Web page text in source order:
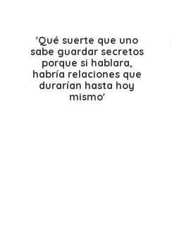
'Qué suerte que uno
sabe guardar secretos
porque si hablara,
habría relaciones que
durarían hasta hoy
mismo'